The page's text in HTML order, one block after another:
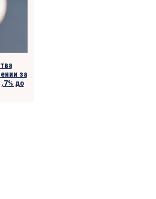
за
до